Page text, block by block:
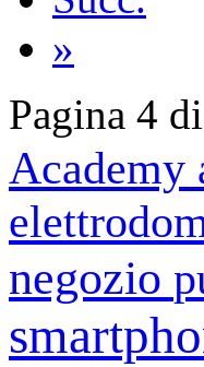
»
Pagina 4
Academy
negozio